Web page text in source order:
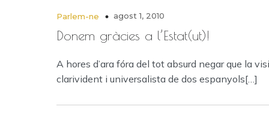
Parlem-ne agost 1, 2010
Donem gràcies a l’Estat(ut)!
A hores d’ara fóra del tot absurd negar que la
clarivident i universalista de dos espanyols[…]